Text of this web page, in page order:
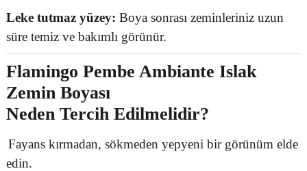
Leke tutmaz yüzey: Boya sonrası zeminleriniz uzun
süre temiz ve bakımlı görünür.
Flamingo Pembe Ambiante Islak
Zemin Boyası
Neden Tercih Edilmelidir?
Fayans kırmadan, sökmeden yepyeni bir görünüm elde
edin.